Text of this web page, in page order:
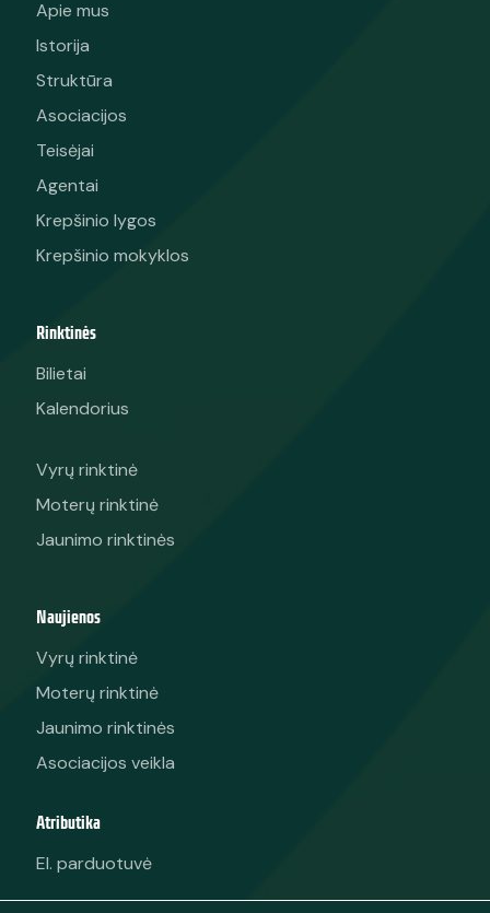
Apie mus
Istorija
Struktūra
Asociacijos
Teisėjai
Agentai
Krepšinio lygos
Krepšinio mokyklos
Rinktinės
Bilietai
Kalendorius
Vyrų rinktinė
Moterų rinktinė
Jaunimo rinktinės
Naujienos
Vyrų rinktinė
Moterų rinktinė
Jaunimo rinktinės
Asociacijos veikla
Atributika
El. parduotuvė